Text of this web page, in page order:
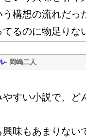
構想の流れだっ
るのに物足りな
- 岡嶋二人
すい小説で、ど
味もあまりない